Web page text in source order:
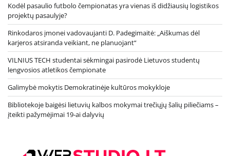
Kodėl pasaulio futbolo čempionatas yra vienas iš didžiausių logistikos
projektų pasaulyje?
Rinkodaros įmonei vadovaujanti D. Padegimaitė: „Aiškumas dėl
karjeros atsiranda veikiant, ne planuojant“
VILNIUS TECH studentai sėkmingai pasirodė Lietuvos studentų
lengvosios atletikos čempionate
Galimybė mokytis Demokratinėje kultūros mokykloje
Bibliotekoje baigėsi lietuvių kalbos mokymai trečiųjų šalių piliečiams –
įteikti pažymėjimai 19-ai dalyvių